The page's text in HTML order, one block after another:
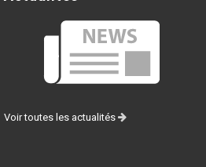
Voir toutes les actualités